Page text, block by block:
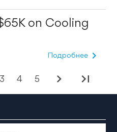
on Cooling
Подробнее chevron_right
3 4 5 chevron_right last_page